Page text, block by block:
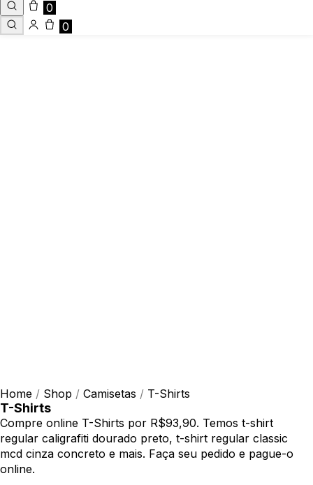
0
0
Home / Shop / Camisetas / T-Shirts
T-Shirts
Compre online T-Shirts por R$93,90. Temos t-shirt
regular caligrafiti dourado preto, t-shirt regular classic
mcd cinza concreto e mais. Faça seu pedido e pague-o
online.